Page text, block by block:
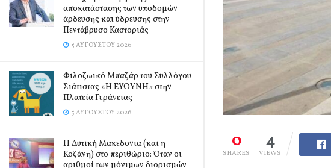
αποκατάστασης των υποδομών
άρδευσης και ύδρευσης στην
Πεντάβρυσο Καστοριάς
5 ΑΥΓΟΎΣΤΟΥ 2026
Φιλοζωικό Μπαζάρ του Συλλόγου
Σιάτιστας «Η ΕΥΘΥΝΗ» στην
Πλατεία Γεράνειας
5 ΑΥΓΟΎΣΤΟΥ 2026
Η Δυτική Μακεδονία (και η
Κοζάνη) στο περιθώριο: Όταν οι
αριθμοί των μόνιμων διορισμών
0
SHARES
4
VIEWS